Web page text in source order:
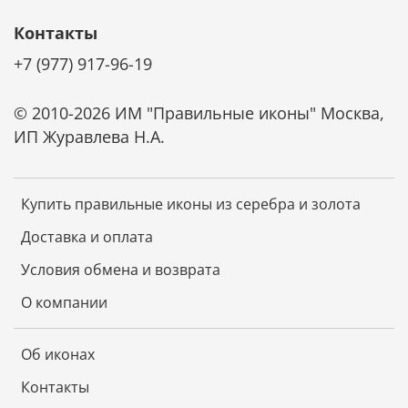
Дополнительную защиту дает прозрачный лак,
икону от царапин и потери блеска.
основа иконы, обладают отличной
износостойкостью, не коробятся от времени и
надолго сохраняют первозданный вид.
Она не темнеет от времени. Достаточно просто
смахивать с нее пыль мягкой тканью и беречь от
царапин. И икона будет радовать красотой и
блеском долгие годы.
Купить правильные иконы из серебра и золота
Доставка и оплата
Условия обмена и возврата
О компании
Об иконах
Контакты
Контакты
+7 (977) 917-96-19
© 2010-2026 ИМ "Правильные иконы" Москва,
ИП Журавлева Н.А.